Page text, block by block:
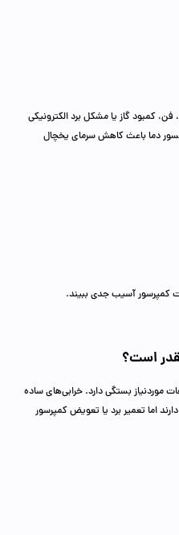
کمبود گاز یا مشکل برد الکترونیکی
دما باعث کاهش سرمای یخچال
کمپرسور آسیب جدی ببیند.
است؟
موردنیاز بستگی دارد. خرابی‌های ساده
اما تعمیر برد یا تعویض کمپرسور